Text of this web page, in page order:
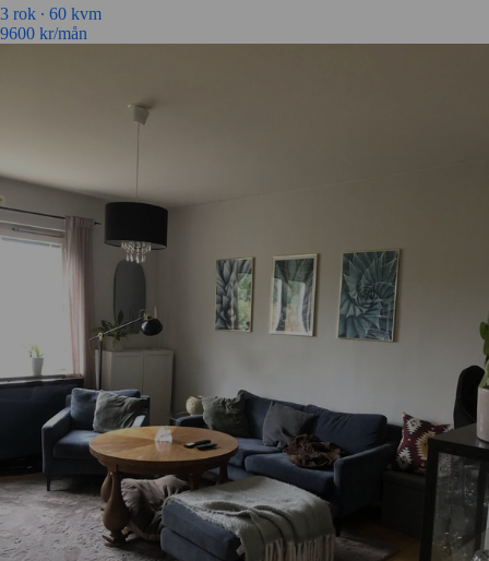
3 rok ∙ 60 kvm
9600 kr/mån